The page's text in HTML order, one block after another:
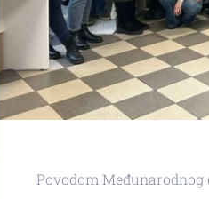
Povodom